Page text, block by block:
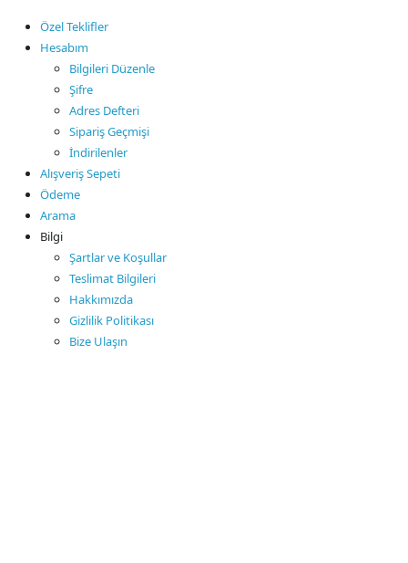
Özel Teklifler
Hesabım
Bilgileri Düzenle
Şifre
Adres Defteri
Sipariş Geçmişi
İndirilenler
Alışveriş Sepeti
Ödeme
Arama
Bilgi
Şartlar ve Koşullar
Teslimat Bilgileri
Hakkımızda
Gizlilik Politikası
Bize Ulaşın